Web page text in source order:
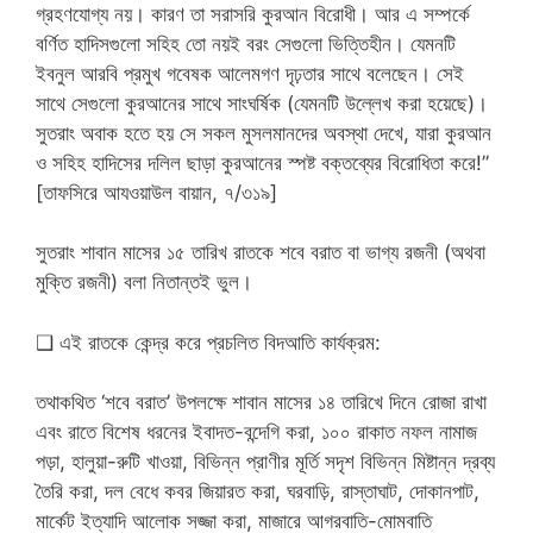
গ্রহণযোগ্য নয়। কারণ তা সরাসরি কুরআন বিরোধী। আর এ সম্পর্কে
বর্ণিত হাদিসগুলো সহিহ তো নয়ই বরং সেগুলো ভিত্তিহীন। যেমনটি
ইবনুল আরবি প্রমুখ গবেষক আলেমগণ দৃঢ়তার সাথে বলেছেন। সেই
সাথে সেগুলো কুরআনের সাথে সাংঘর্ষিক (যেমনটি উল্লেখ করা হয়েছে)।
সুতরাং অবাক হতে হয় সে সকল মুসলমানদের অবস্থা দেখে, যারা কুরআন
ও সহিহ হাদিসের দলিল ছাড়া কুরআনের স্পষ্ট বক্তব্যের বিরোধিতা করে!”
[তাফসিরে আযওয়াউল বায়ান, ৭/৩১৯]
সুতরাং শাবান মাসের ১৫ তারিখ রাতকে শবে বরাত বা ভাগ্য রজনী (অথবা
মুক্তি রজনী) বলা নিতান্তই ভুল।
❑ এই রাতকে কেন্দ্র করে প্রচলিত বিদআতি কার্যক্রম:
তথাকথিত ‘শবে বরাত’ উপলক্ষে শাবান মাসের ১৪ তারিখে দিনে রোজা রাখা
এবং রাতে বিশেষ ধরনের ইবাদত-বন্দেগি করা, ১০০ রাকাত নফল নামাজ
পড়া, হালুয়া-রুটি খাওয়া, বিভিন্ন প্রাণীর মূর্তি সদৃশ বিভিন্ন মিষ্টান্ন দ্রব্য
তৈরি করা, দল বেধে কবর জিয়ারত করা, ঘরবাড়ি, রাস্তাঘাট, দোকানপাট,
মার্কেট ইত্যাদি আলোক সজ্জা করা, মাজারে আগরবাতি-মোমবাতি